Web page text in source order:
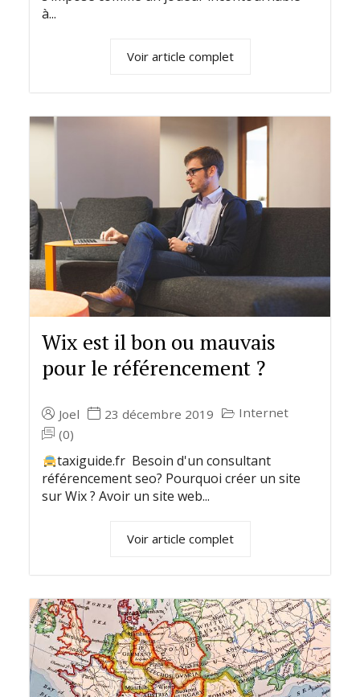
à...
Voir article complet
Wix est il bon ou mauvais
pour le référencement ?
Joel 23 décembre 2019
Internet
(0)
taxiguide.fr Besoin d'un consultant
référencement seo? Pourquoi créer un site
sur Wix ? Avoir un site web...
Voir article complet